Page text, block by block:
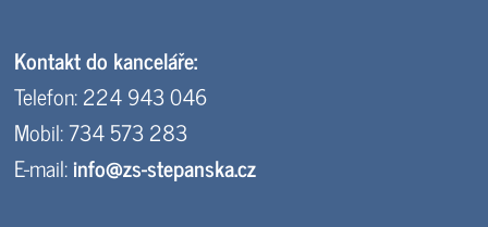
Kontakt do kanceláře:
Telefon: 224 943 046
Mobil: 734 573 283
E-mail:info@zs-stepanska.cz